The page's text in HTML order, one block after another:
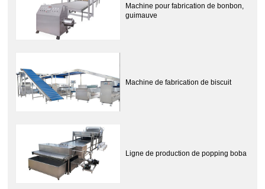
Machine pour fabrication de bonbon,
guimauve
Machine de fabrication de biscuit
Ligne de production de popping boba